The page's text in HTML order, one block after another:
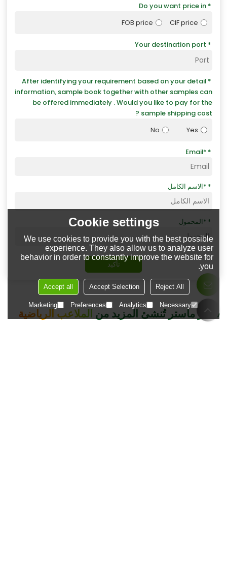
Do you want price in
CIF price
FOB price
Your destination port
After identifying your requirement based on your detail
information, sample book together with other samples can
be offered immediately . Would you like to pay for the
sample shipping cost ?
Yes
No
*
Email
*الاسم الكامل
*المحمول
تأكيد
فيلدز ماستر تُنشئ المزيد من الملاعب الرياضية
Cookie settings
We use cookies to provide you with the best possible
experience. They also allow us to analyze user
behavior in order to constantly improve the website for
you.
Reject All
Accept Selection
Accept all
Necessary
Analytics
Preferences
Marketing